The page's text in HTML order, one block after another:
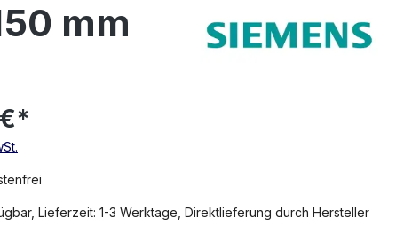
mm
Lieferzeit: 1-3 Werktage, Direktlieferung durch Hersteller